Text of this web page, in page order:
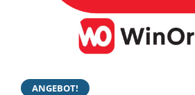
ANGEBOT!